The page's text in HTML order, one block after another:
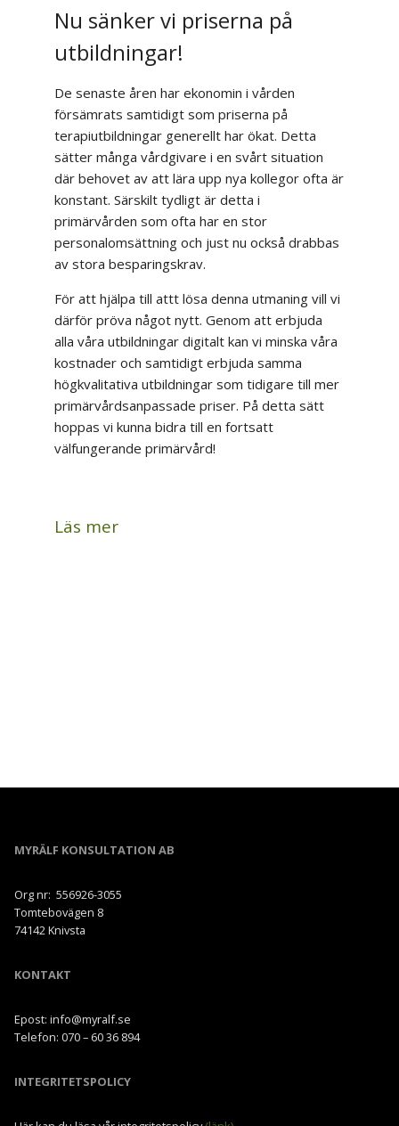
Nu sänker vi priserna på
utbildningar!
De senaste åren har ekonomin i vården
försämrats samtidigt som priserna på
terapiutbildningar generellt har ökat. Detta
sätter många vårdgivare i en svårt situation
där behovet av att lära upp nya kollegor ofta är
konstant. Särskilt tydligt är detta i
primärvården som ofta har en stor
personalomsättning och just nu också drabbas
av stora besparingskrav.
För att hjälpa till attt lösa denna utmaning vill vi
därför pröva något nytt. Genom att erbjuda
alla våra utbildningar digitalt kan vi minska våra
kostnader och samtidigt erbjuda samma
högkvalitativa utbildningar som tidigare till mer
primärvårdsanpassade priser. På detta sätt
hoppas vi kunna bidra till en fortsatt
välfungerande primärvård!
Läs mer
MYRÄLF KONSULTATION AB
Org nr: 556926-3055
Tomtebovägen 8
74142 Knivsta
KONTAKT
Epost: info@myralf.se
Telefon: 070 – 60 36 894
INTEGRITETSPOLICY